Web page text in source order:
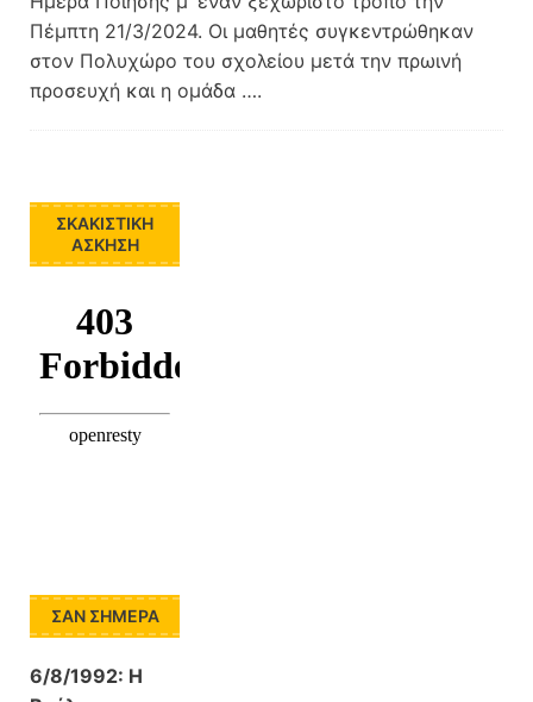
Πέμπτη 21/3/2024. Οι μαθητές συγκεντρώθηκαν
στον Πολυχώρο του σχολείου μετά την πρωινή
προσευχή και η ομάδα ….
ΣΚΑΚΙΣΤΙΚΉ
ΆΣΚΗΣΗ
ΣΑΝ ΣΉΜΕΡΑ
6/8/1992: Η